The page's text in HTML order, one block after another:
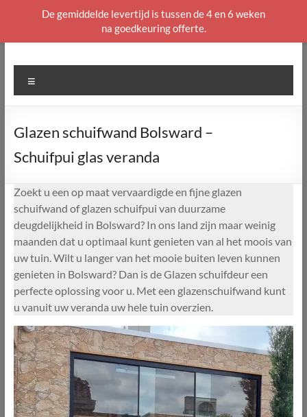
naar
Glazen schuifwand Bolsward –
Schuifpui glas veranda
Zoekt u een op maat vervaardigde en fijne glazen
schuifwand of glazen schuifpui van duurzame
deugdelijkheid in Bolsward? In ons land zijn maar weinig
maanden dat u optimaal kunt genieten van al het moois van
uw tuin. Wilt u langer van het mooie buiten leven kunnen
genieten in Bolsward? Dan is de Glazen schuifdeur een
perfecte oplossing voor u. Met een glazenschuifwand kunt
u vanuit uw veranda uw hele tuin overzien.
De gemiddelde levertijd is tussen de 4 en 6 weken
na goedkeuring offerte.